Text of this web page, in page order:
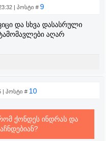
| პოსტი # 9
და სხვა დასასრული
აღარ
| პოსტი # 10
ქონდეს ინდრას და